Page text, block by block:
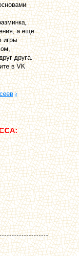
а еще
игры
друга.
в VK